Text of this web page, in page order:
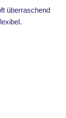
überraschend